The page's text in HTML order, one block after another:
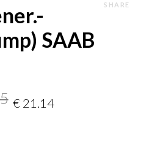
SHARE
SAAB
Algne
Current
€21.14